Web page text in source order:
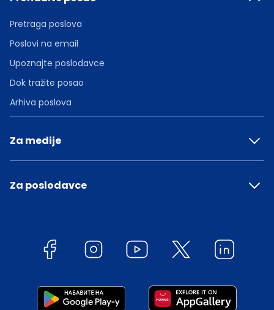
Pretraga poslova
Poslovi na email
Upoznajte poslodavce
Dok tražite posao
Arhiva poslova
Za medije
Za poslodavce